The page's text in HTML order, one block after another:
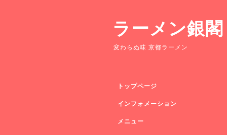
ラーメン銀閣
変わらぬ味 京都ラーメン
トップページ
インフォメーション
メニュー